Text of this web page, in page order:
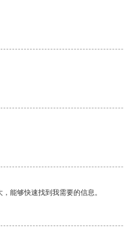
能够快速找到我需要的信息。